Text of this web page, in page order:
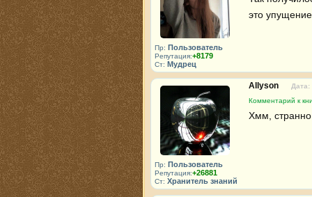
Пр: Пользователь
Репутация:+8179
Ст: Мудрец
это
Пр: Пользователь
Репутация:+26881
Ст: Хранитель знаний
Allyson
Дата:
Комментарий к
Хмм,